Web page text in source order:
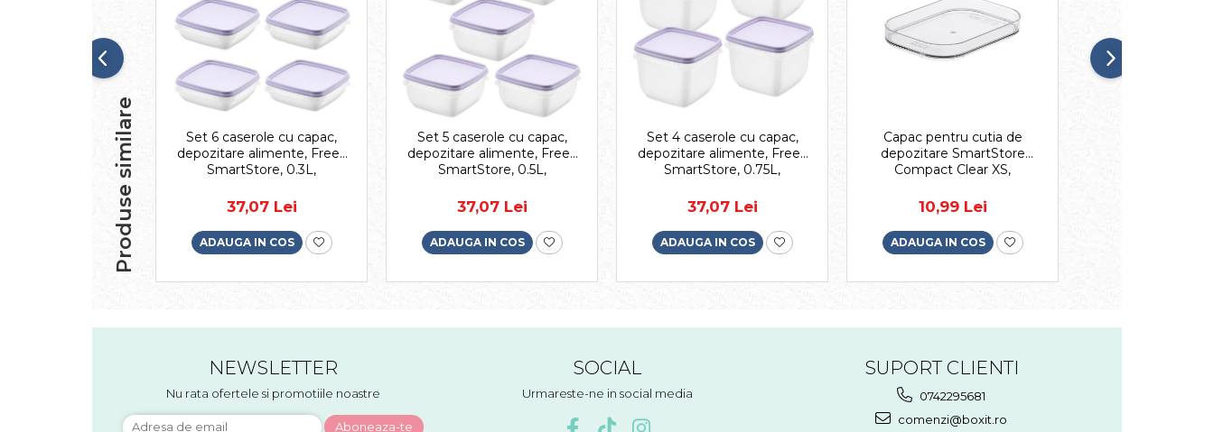
Produse similare
Set 6 caserole cu capac,
depozitare alimente, Freez
SmartStore, 0.3L,
microunde si congelator,
capac ermetic
37,07 Lei
ADAUGA IN COS
Set 5 caserole cu capac,
depozitare alimente, Freez
SmartStore, 0.5L,
microunde si congelator,
capac ermetic
37,07 Lei
ADAUGA IN COS
Set 4 caserole cu capac,
depozitare alimente, Freez
SmartStore, 0.75L,
microunde si congelator,
capac ermetic
37,07 Lei
ADAUGA IN COS
Capac pentru cutia de
depozitare SmartStore
Compact Clear XS,
10,99 Lei
ADAUGA IN COS
NEWSLETTER
Nu rata ofertele si promotiile noastre
SOCIAL
Urmareste-ne in social media
SUPORT CLIENTI
0742295681
comenzi@boxit.ro